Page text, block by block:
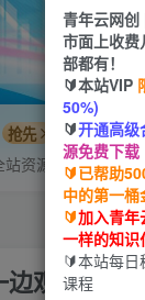
抢先
资源
边观看，
青年云网创
市面上收费
部都有！
🔰本站VIP
50%)
🔰开通高级
源免费下载
🔰已帮助
中的第一桶
🔰加入青年
一样的知识
🔰本站每
课程